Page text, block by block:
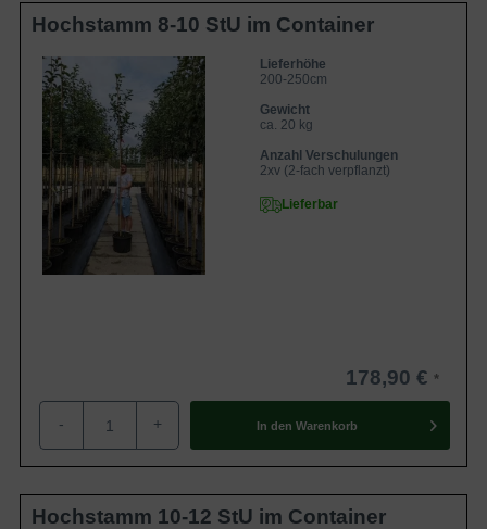
Hochstamm 8-10 StU im Container
Lieferhöhe
200-250cm
Gewicht
ca. 20 kg
Anzahl Verschulungen
2xv (2-fach verpflanzt)
Lieferbar
178,90 €
- + In den Warenkorb
Hochstamm 10-12 StU im Container